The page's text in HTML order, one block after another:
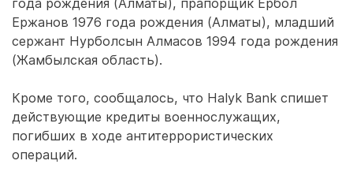
года рождения (Алматы), прапорщик Ербол
Ержанов 1976 года рождения (Алматы), младший
сержант Нурболсын Алмасов 1994 года рождения
(Жамбылская область).
Кроме того, сообщалось, что Halyk Bank спишет
действующие кредиты военнослужащих,
погибших в ходе антитеррористических
операций.